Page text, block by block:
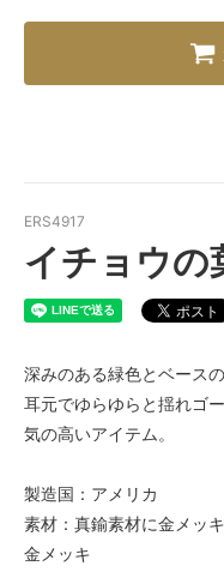
ERS4917
イチョウの
深みのある緑色とベース
耳元でゆらゆらと揺れゴ
気の高いアイテム。
製造国：アメリカ
素材：真鍮素材に金メッ
金メッキ